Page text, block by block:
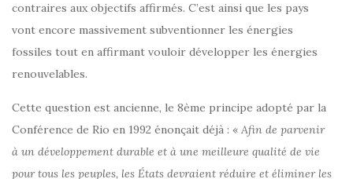
contraires aux objectifs affirmés. C’est ainsi que les pays
vont encore massivement subventionner les énergies
fossiles tout en affirmant vouloir développer les énergies
renouvelables.
Cette question est ancienne, le 8ème principe adopté par la
Conférence de Rio en 1992 énonçait déjà : « Afin de parvenir
à un développement durable et à une meilleure qualité de vie
pour tous les peuples, les États devraient réduire et éliminer les